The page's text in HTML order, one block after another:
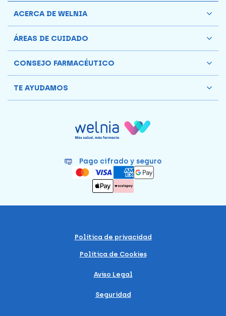
Pago cifrado y seguro
ACERCA DE WELNIA
ÁREAS DE CUIDADO
CONSEJO FARMACÉUTICO
TE AYUDAMOS
Política de privacidad
Política de Cookies
Aviso Legal
Seguridad